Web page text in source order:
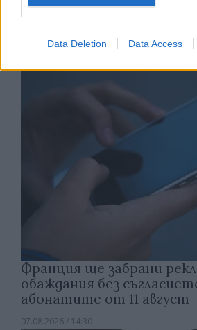
Data Deletion Data Access
Астронавти на NASA
Франция ще забрани
обаждания без
абонатите от 11 август
07.08.2026 / 14:30